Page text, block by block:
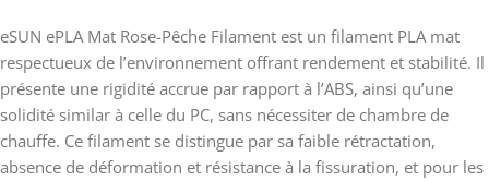
eSUN ePLA Mat Rose-Pêche Filament est un filament PLA mat
respectueux de l’environnement offrant rendement et stabilité. Il
présente une rigidité accrue par rapport à l’ABS, ainsi qu’une
solidité similar à celle du PC, sans nécessiter de chambre de
chauffe. Ce filament se distingue par sa faible rétractation,
absence de déformation et résistance à la fissuration, et pour les